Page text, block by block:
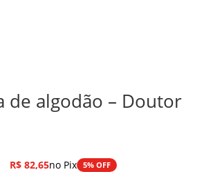
de algodão – Doutor
R$82,65no Pix 5% OFF